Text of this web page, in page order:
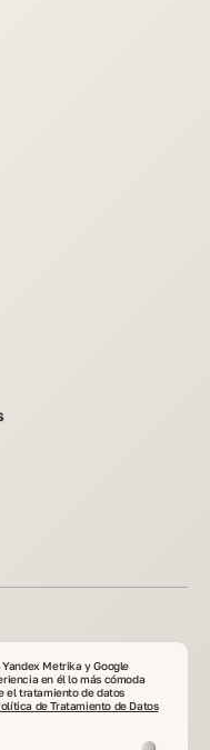
tiene fines informativos y no
la copia de los materiales
Metrika y Google
en él lo más cómoda
el tratamiento de datos
de Tratamiento de Datos